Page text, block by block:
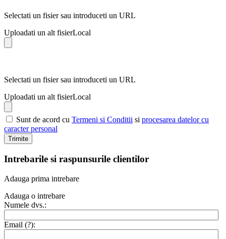
Selectati un fisier sau introduceti un URL
Uploadati un alt fisierLocal
Selectati un fisier sau introduceti un URL
Uploadati un alt fisierLocal
Sunt de acord cu Termeni si Conditii si procesarea datelor cu
caracter personal
Trimite
Intrebarile si raspunsurile clientilor
Adauga prima intrebare
Adauga o intrebare
Numele dvs.:
Email (?):